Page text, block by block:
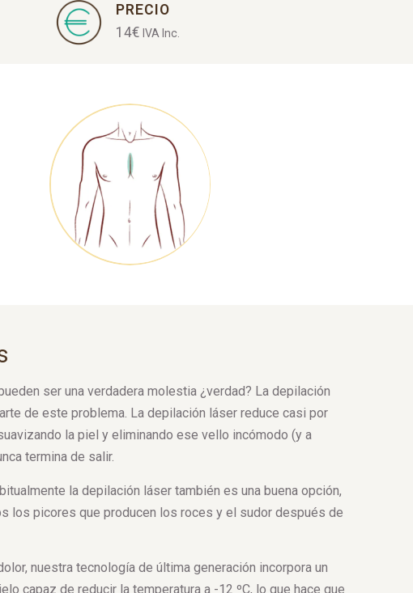
PRECIO
14€ IVA Inc.
ser una verdadera molestia ¿verdad? La depilación
de este problema. La depilación láser reduce casi por
la piel y eliminando ese vello incómodo (y a
termina de salir.
la depilación láser también es una buena opción,
los picores que producen los roces y el sudor después de
nuestra tecnología de última generación incorpora un
capaz de reducir la temperatura a -12 ºC, lo que hace que